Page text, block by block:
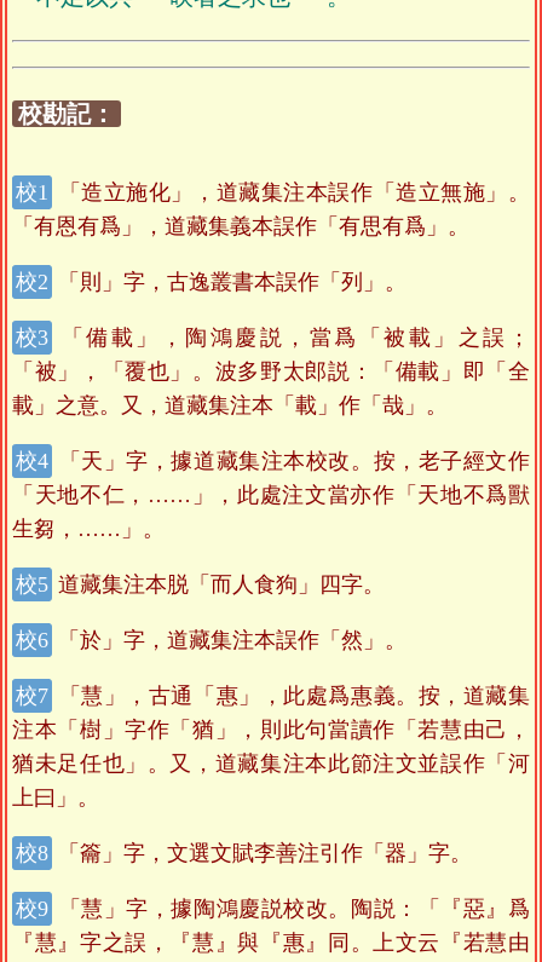
校勘記：
「造立施化」，道藏集注本誤作「造立無施」。
「有恩有爲」，道藏集義本誤作「有思有爲」。
「則」字，古逸叢書本誤作「列」。
「備載」，陶鴻慶説，當爲「被載」之誤；
「被」，「覆也」。波多野太郎説：「備載」即「全
載」之意。又，道藏集注本「載」作「哉」。
「天」字，據道藏集注本校改。按，老子經文作
「天地不仁，……」，此處注文當亦作「天地不爲獸
生芻，……」。
道藏集注本脱「而人食狗」四字。
「於」字，道藏集注本誤作「然」。
「慧」，古通「惠」，此處爲惠義。按，道藏集
注本「樹」字作「猶」，則此句當讀作「若慧由己，
猶未足任也」。又，道藏集注本此節注文並誤作「河
上曰」。
「籥」字，文選文賦李善注引作「器」字。
「慧」字，據陶鴻慶説校改。陶説：「『惡』爲
『慧』字之誤，『慧』與『惠』同。上文云『若慧由